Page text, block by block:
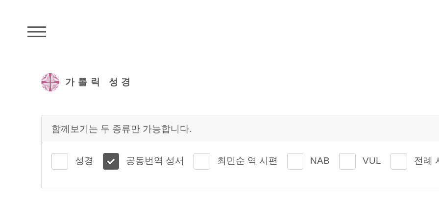
가톨릭 성경
함께보기는 두 종류만 가능합니다.
성경 공동번역 성서 최민순 역 시편 NAB VUL 전례